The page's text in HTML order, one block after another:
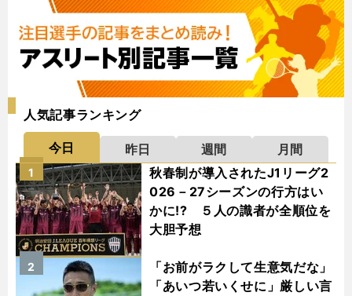
人気記事ランキング
今日 昨日 週間
月間
秋春制が導入されたJ1リーグ2
026－27シーズンの行方はい
かに!? ５人の識者が全順位を
大胆予想
1
「お前がラクして生意気だな」
「あいつ若いくせに」厳しい言
2